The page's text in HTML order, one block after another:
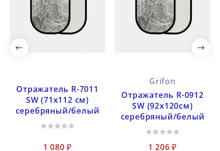
Отражатель R-7011
SW (71х112 см)
серебряный/белый
1 080 ₽
Grifon
Отражатель R-0912
SW (92x120см)
серебряный/белый
1 206 ₽